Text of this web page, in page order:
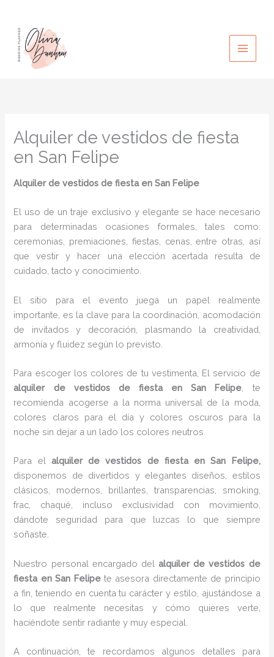
contenido
Alquiler de vestidos de fiesta
en San Felipe
Alquiler de vestidos de fiesta en San Felipe
El uso de un traje exclusivo y elegante se hace necesario
para determinadas ocasiones formales, tales como:
ceremonias, premiaciones, fiestas, cenas, entre otras, así
que vestir y hacer una elección acertada resulta de
cuidado, tacto y conocimiento.
El sitio para el evento juega un papel realmente
importante, es la clave para la coordinación, acomodación
de invitados y decoración, plasmando la creatividad,
armonía y fluidez según lo previsto.
Para escoger los colores de tu vestimenta, El servicio de
alquiler de vestidos de fiesta en San Felipe , te
recomienda acogerse a la norma universal de la moda,
colores claros para el día y colores oscuros para la
noche sin dejar a un lado los colores neutros.
Para el alquiler de vestidos de fiesta en San Felipe,
disponemos de divertidos y elegantes diseños, estilos
clásicos, modernos, brillantes, transparencias, smoking,
frac, chaqué, incluso exclusividad con movimiento,
dándote seguridad para que luzcas lo que siempre
soñaste.
Nuestro personal encargado delalquiler de vestidos de
fiesta en San Felipete asesora directamente de principio
a fin, teniendo en cuenta tu carácter y estilo, ajustándose a
lo que realmente necesitas y cómo quieres verte,
haciéndote sentir radiante y muy especial.
A continuación, te recordamos algunos detalles para